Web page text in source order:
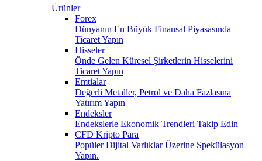
Ürünler
Forex
Dünyanın En Büyük Finansal Piyasasında
Ticaret Yapın
Hisseler
Önde Gelen Küresel Şirketlerin Hisselerini
Ticaret Yapın
Emtialar
Değerli Metaller, Petrol ve Daha Fazlasına
Yatırım Yapın
Endeksler
Endekslerle Ekonomik Trendleri Takip Edin
CFD Kripto Para
Popüler Dijital Varlıklar Üzerine Spekülasyon
Yapın.